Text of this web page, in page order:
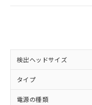
検出ヘッドサイズ
タイプ
電源の種類